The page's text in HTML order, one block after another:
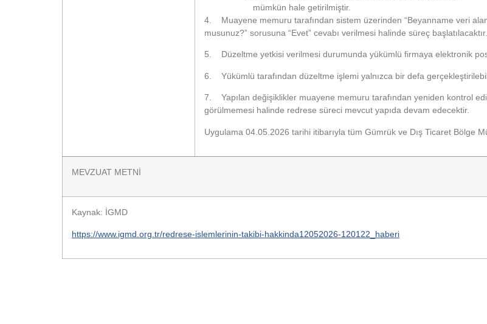
mümkün hale getirilmiştir.
4. Muayene memuru tarafından sistem üzerinden “Beyanname veri
musunuz?” sorusuna “Evet” cevabı verilmesi halinde süreç başlatılacaktır.
5. Düzeltme yetkisi verilmesi durumunda yükümlü firmaya elektronik
6. Yükümlü tarafından düzeltme işlemi yalnızca bir defa
7. Yapılan değişiklikler muayene memuru tarafından yeniden kontrol
görülmemesi halinde redrese süreci mevcut yapıda devam edecektir.
Uygulama 04.05.2026 tarihi itibarıyla tüm Gümrük ve Dış Ticaret Bölge
MEVZUAT METNİ
Kaynak: İGMD
https://www.igmd.org.tr/redrese-islemlerinin-takibi-hakkinda12052026-120122_haberi